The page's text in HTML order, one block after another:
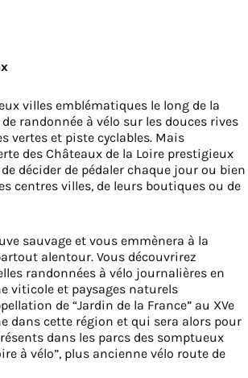
villes emblématiques le long de la
randonnée à vélo sur les douces rives
vertes et piste cyclables. Mais
des Châteaux de la Loire prestigieux
décider de pédaler chaque jour ou bien
centres villes, de leurs boutiques ou de
sauvage et vous emmènera à la
alentour. Vous découvrirez
randonnées à vélo journalières en
viticole et paysages naturels
de “Jardin de la France” au XVe
dans cette région et qui sera alors pour
dans les parcs des somptueux
à vélo”, plus ancienne vélo route de